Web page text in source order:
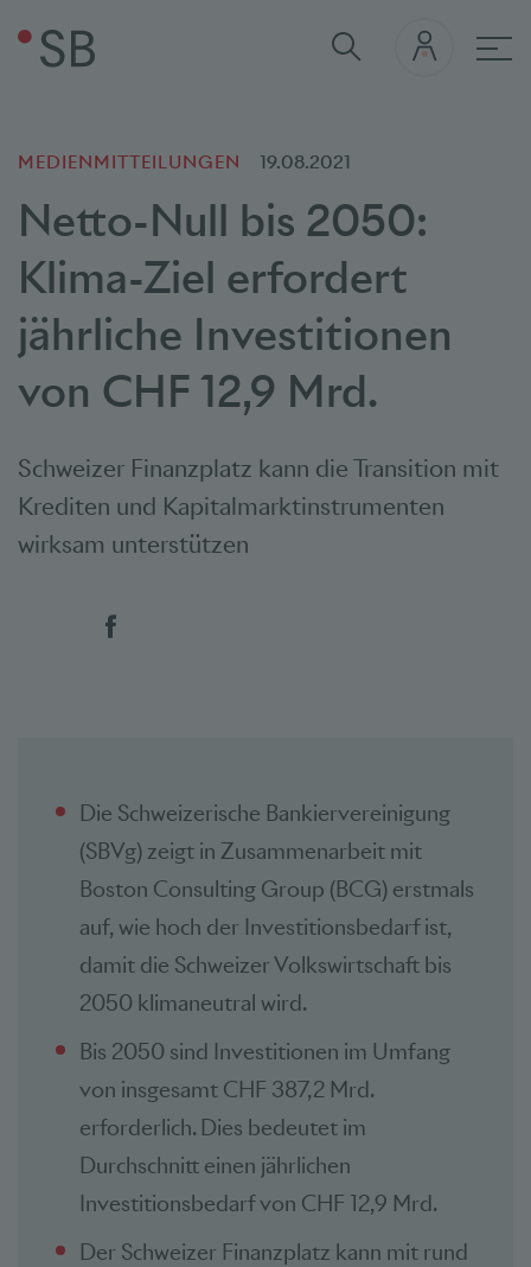
MEDIENMITTEILUNGEN 19.08.2021
Netto-Null bis 2050:
Klima-Ziel erfordert
jährliche Investitionen
von CHF 12,9 Mrd.
Schweizer Finanzplatz kann die Transition mit
Krediten und Kapitalmarktinstrumenten
wirksam unterstützen
Social Bookmarks
Die Schweizerische Bankiervereinigung
(SBVg) zeigt in Zusammenarbeit mit
Boston Consulting Group (BCG) erstmals
auf, wie hoch der Investitionsbedarf ist,
damit die Schweizer Volkswirtschaft bis
2050 klimaneutral wird.
Bis 2050 sind Investitionen im Umfang
von insgesamt CHF 387,2 Mrd.
erforderlich. Dies bedeutet im
Durchschnitt einen jährlichen
Investitionsbedarf von CHF 12,9 Mrd.
Der Schweizer Finanzplatz kann mit rund